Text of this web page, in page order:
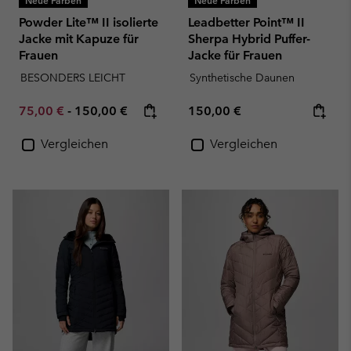
Powder Lite™ II isolierte
Jacke mit Kapuze für
Frauen
BESONDERS LEICHT
Minimum sale price:
75,00 € - Maximum price:
150,00 €
Vergleichen
Leadbetter Point™ II
Sherpa Hybrid Puffer-
Jacke für Frauen
Synthetische Daunen
Regular price:
150,00 €
Vergleichen